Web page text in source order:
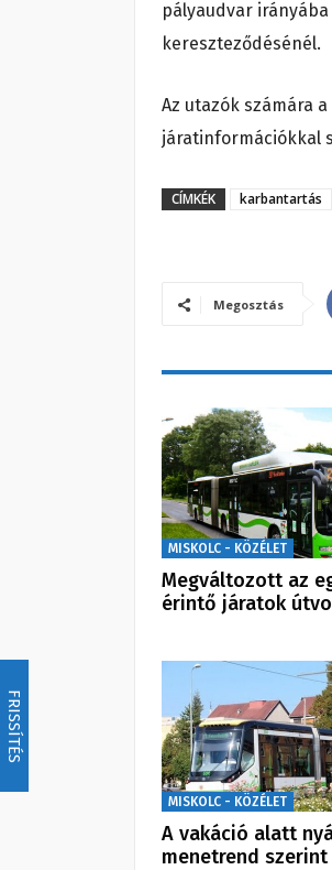
FRISSÍTÉS
pályaudvar
kereszteződésénél.
Az utazók számára
járatinformációkkal
CÍMKÉK karbantartás
Megosztás
MISKOLC - KÖZÉLET
Megváltozott az
érintő járatok
MISKOLC - KÖZÉLET
A vakáció alatt
menetrend